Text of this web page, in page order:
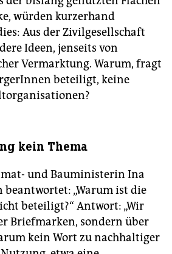
würden kurzerhand
Aus der Zivilgesellschaft
Ideen, jenseits von
Vermarktung. Warum, fragt
beteiligt, keine
kein Thema
und Bauministerin Ina
beantwortet: „Warum ist die
beteiligt?“ Antwort: „Wir
Briefmarken, sondern über
kein Wort zu nachhaltiger